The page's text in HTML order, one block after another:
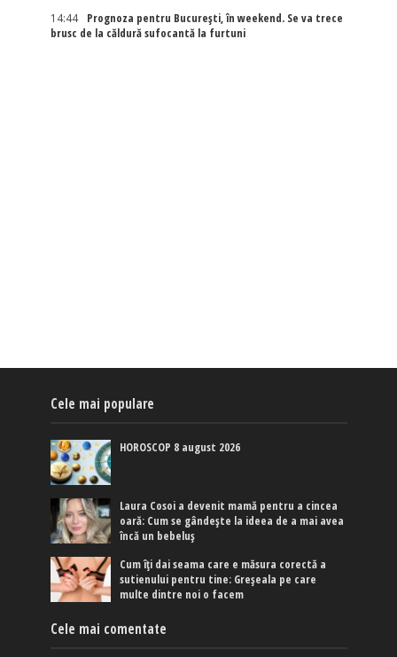
14:44
Prognoza pentru București, în weekend. Se va trece
brusc de la căldură sufocantă la furtuni
Cele mai populare
HOROSCOP 8 august 2026
Laura Cosoi a devenit mamă pentru a cincea
oară: Cum se gândește la ideea de a mai avea
încă un bebeluș
Cum îți dai seama care e măsura corectă a
sutienului pentru tine: Greșeala pe care
multe dintre noi o facem
Cele mai comentate